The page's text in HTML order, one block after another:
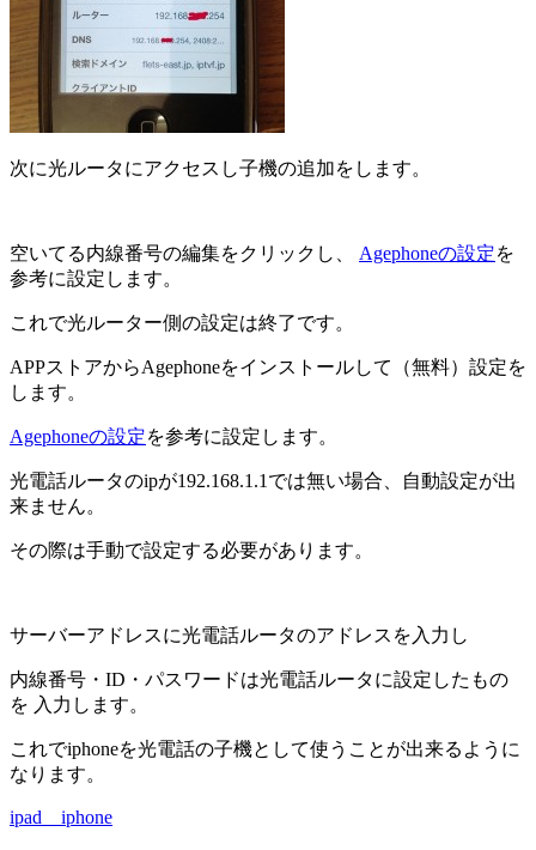
次に光ルータにアクセスし子機の追加をします。
空いてる内線番号の編集をクリックし、 Agephoneの設定を
参考に設定します。
これで光ルーター側の設定は終了です。
APPストアからAgephoneをインストールして（無料）設定を
します。
Agephoneの設定を参考に設定します。
光電話ルータのipが192.168.1.1では無い場合、自動設定が出
来ません。
その際は手動で設定する必要があります。
サーバーアドレスに光電話ルータのアドレスを入力し
内線番号・ID・パスワードは光電話ルータに設定したもの
を 入力します。
これでiphoneを光電話の子機として使うことが出来るように
なります。
ipad iphone